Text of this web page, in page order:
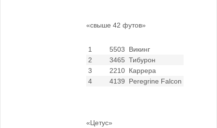
«свыше 42 футов»
1 5503
Викинг
2
3465 Тибурон
3
2210 Каррера
4
4139 Peregrine Falcon
«Цетус»